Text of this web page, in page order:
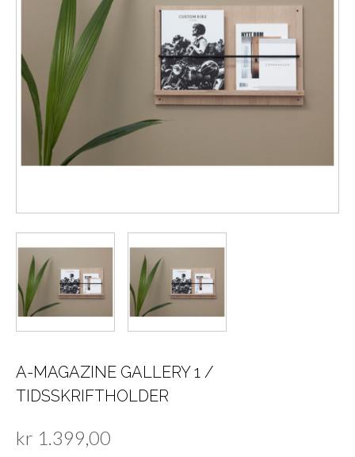
A-MAGAZINE GALLERY 1 /
TIDSSKRIFTHOLDER
kr 1.399,00